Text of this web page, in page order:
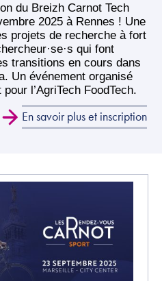
du Breizh Carnot Tech
2025 à Rennes ! Une
projets de recherche à fort
qui font
transitions en cours dans
Un événement organisé
l’AgriTech FoodTech.
En savoir plus et inscription